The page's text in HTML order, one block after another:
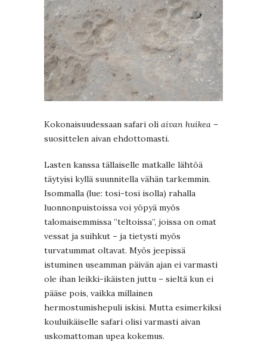
Kokonaisuudessaan safari oli aivan huikea –
suosittelen aivan ehdottomasti.
Lasten kanssa tällaiselle matkalle lähtöä
täytyisi kyllä suunnitella vähän tarkemmin.
Isommalla (lue: tosi-tosi isolla) rahalla
luonnonpuistoissa voi yöpyä myös
talomaisemmissa ”teltoissa”, joissa on omat
vessat ja suihkut – ja tietysti myös
turvatummat oltavat. Myös jeepissä
istuminen useamman päivän ajan ei varmasti
ole ihan leikki-ikäisten juttu – sieltä kun ei
pääse pois, vaikka millainen
hermostumishepuli iskisi. Mutta esimerkiksi
kouluikäiselle safari olisi varmasti aivan
uskomattoman upea kokemus.